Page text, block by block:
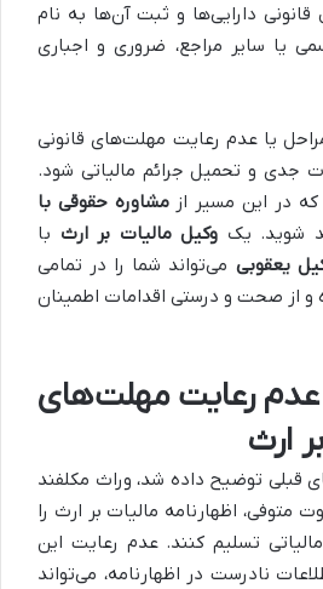
قانونی دارایی‌ها و ثبت آن‌ها به نام
یا سایر مراجع، ضروری و اجباری
یا عدم رعایت مهلت‌های قانونی
جدی و تحمیل جرائم مالیاتی شود.
که در این مسیر ازمشاوره حقوقی با
شوید. یک وکیل مالیات بر ارث با
یعقوبی می‌تواند شما را در تمامی
و از صحت و درستی اقدامات اطمینان
عدم رعایت مهلت‌های
ارث
توضیح داده شد، وراث مکلفند
متوفی، اظهارنامه مالیات بر ارث را
تسلیم کنند. عدم رعایت این
نادرست در اظهارنامه، می‌تواند